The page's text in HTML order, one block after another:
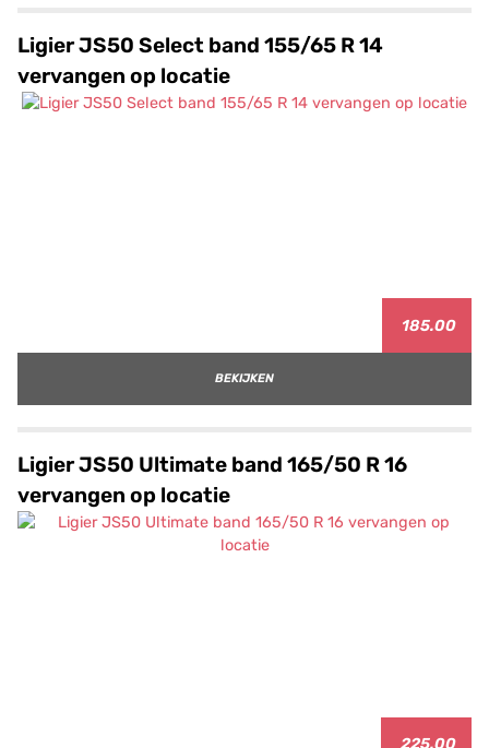
Ligier JS50 Select band 155/65 R 14
vervangen op locatie
185.00
BEKIJKEN
Ligier JS50 Ultimate band 165/50 R 16
vervangen op locatie